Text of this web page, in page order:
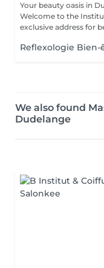
Your beauty oasis in
Welcome to the
exclusive address for
Reflexologie Bien-
We also found
Dudelange